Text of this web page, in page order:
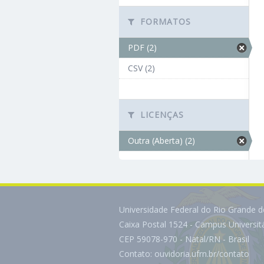
FORMATOS
PDF (2)
CSV (2)
LICENÇAS
Outra (Aberta) (2)
Universidade Federal do Rio Grande
Caixa Postal 1524 - Campus
CEP 59078-970 - Natal/RN - Brasil
Contato: ouvidoria.ufrn.br/contato